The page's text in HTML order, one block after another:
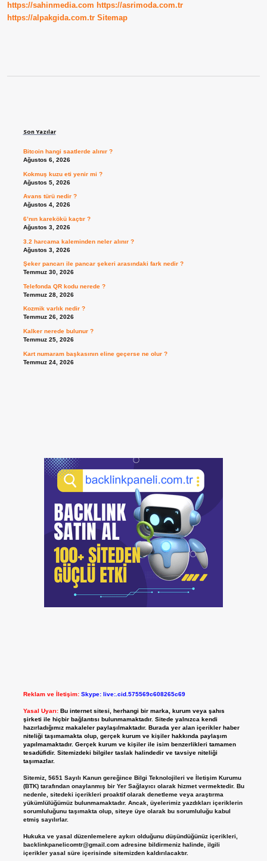
https://sahinmedia.com https://asrimoda.com.tr
https://alpakgida.com.tr Sitemap
Son Yazılar
Bitcoin hangi saatlerde alınır ?
Ağustos 6, 2026
Kokmuş kuzu eti yenir mi ?
Ağustos 5, 2026
Avans türü nedir ?
Ağustos 4, 2026
6’nın karekökü kaçtır ?
Ağustos 3, 2026
3.2 harcama kaleminden neler alınır ?
Ağustos 3, 2026
Şeker pancarı ile pancar şekeri arasındaki fark nedir ?
Temmuz 30, 2026
Telefonda QR kodu nerede ?
Temmuz 28, 2026
Kozmik varlık nedir ?
Temmuz 26, 2026
Kalker nerede bulunur ?
Temmuz 25, 2026
Kart numaram başkasının eline geçerse ne olur ?
Temmuz 24, 2026
Reklam ve İletişim: Skype: live:.cid.575569c608265c69
Yasal Uyarı: Bu internet sitesi, herhangi bir marka, kurum veya şahıs
şirketi ile hiçbir bağlantısı bulunmamaktadır. Sitede yalnızca kendi
hazırladığımız makaleler paylaşılmaktadır. Burada yer alan içerikler haber
niteliği taşımamakta olup, gerçek kurum ve kişiler hakkında paylaşım
yapılmamaktadır. Gerçek kurum ve kişiler ile isim benzerlikleri tamamen
tesadüfidir. Sitemizdeki bilgiler taslak halindedir ve tavsiye niteliği
taşımazlar.
Sitemiz, 5651 Sayılı Kanun gereğince Bilgi Teknolojileri ve İletişim Kurumu
(BTK) tarafından onaylanmış bir Yer Sağlayıcı olarak hizmet vermektedir. Bu
nedenle, sitedeki içerikleri proaktif olarak denetleme veya araştırma
yükümlülüğümüz bulunmamaktadır. Ancak, üyelerimiz yazdıkları içeriklerin
sorumluluğunu taşımakta olup, siteye üye olarak bu sorumluluğu kabul
etmiş sayılırlar.
Hukuka ve yasal düzenlemelere aykırı olduğunu düşündüğünüz içerikleri,
backlinkpanelicomtr@gmail.comadresine bildirmeniz halinde, ilgili
içerikler yasal süre içerisinde sitemizden kaldırılacaktır.